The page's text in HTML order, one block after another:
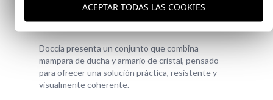
Doccia Shelf System
Doccia presenta un conjunto que combina
mampara de ducha y armario de cristal, pensado
para ofrecer una solución práctica, resistente y
visualmente coherente.
ACEPTAR TODAS LAS COOKIES